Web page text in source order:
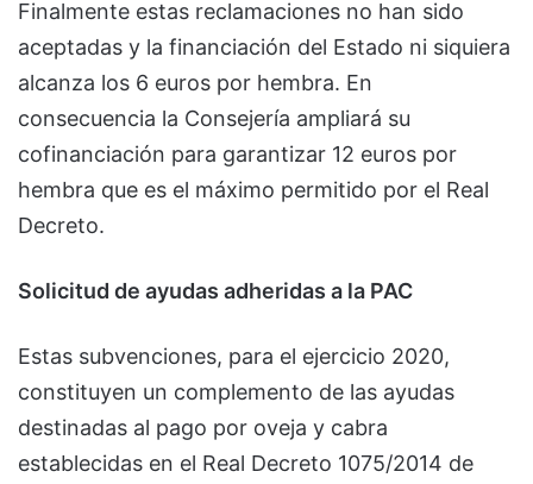
Finalmente estas reclamaciones no han sido
aceptadas y la financiación del Estado ni siquiera
alcanza los 6 euros por hembra. En
consecuencia la Consejería ampliará su
cofinanciación para garantizar 12 euros por
hembra que es el máximo permitido por el Real
Decreto.
Solicitud de ayudas adheridas a la PAC
Estas subvenciones, para el ejercicio 2020,
constituyen un complemento de las ayudas
destinadas al pago por oveja y cabra
establecidas en el Real Decreto 1075/2014 de